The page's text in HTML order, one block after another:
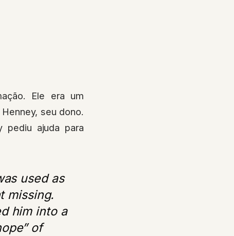
Ele era um
seu dono.
pediu ajuda para
used as
missing.
him into a
of